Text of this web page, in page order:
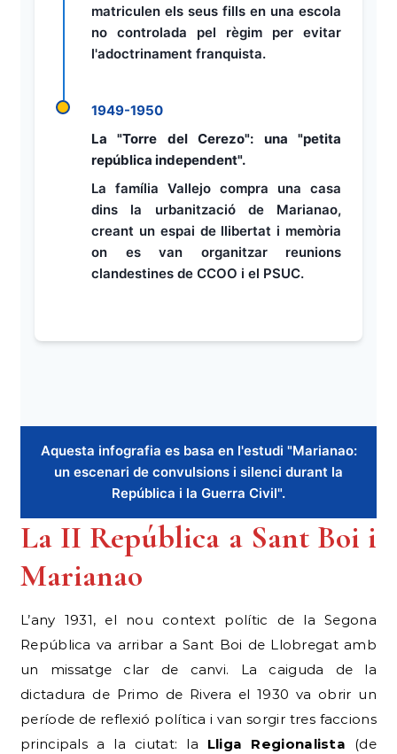
La II República a Sant Boi i
Marianao
L’any 1931, el nou context polític de la Segona
República va arribar a Sant Boi de Llobregat amb
un missatge clar de canvi. La caiguda de la
dictadura de Primo de Rivera el 1930 va obrir un
període de reflexió política i van sorgir tres faccions
principals a la ciutat: la Lliga Regionalista (de